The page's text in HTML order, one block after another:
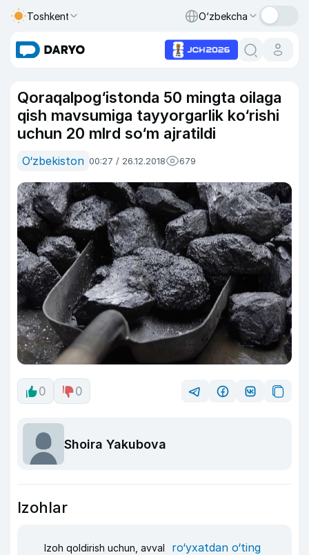
Toshkent O‘zbekcha
Qoraqalpog‘istonda 50 mingta oilaga
qish mavsumiga tayyorgarlik ko‘rishi
uchun 20 mlrd so‘m ajratildi
O‘zbekiston 00:27 / 26.12.2018 679
0 0
Shoira Yakubova
Izohlar
Izoh qoldirish uchun, avval ro‘yxatdan o‘ting